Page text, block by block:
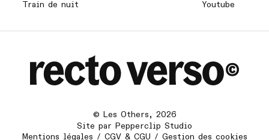
Train de nuit
Youtube
© Les Others , 2026
Site par
Pepperclip Studio
Mentions légales / CGV & CGU / Gestion des cookies